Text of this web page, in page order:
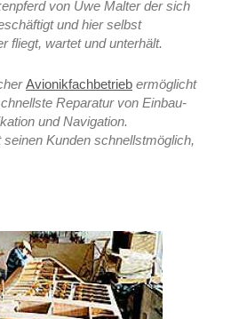
von Uwe Malter der sich
und hier selbst
fliegt, wartet und unterhält.
Avionikfachbetrieb ermöglicht
Reparatur von Einbau-
und Navigation.
Kunden schnellstmöglich,